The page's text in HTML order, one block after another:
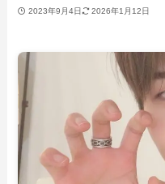
2023年9月4日 2026年1月12日